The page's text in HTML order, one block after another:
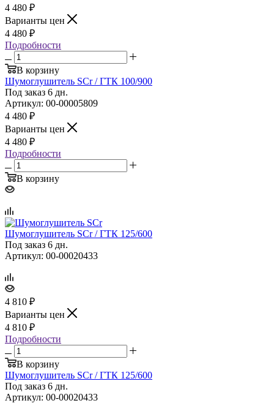
4 480 ₽
Варианты цен
4 480 ₽
Подробности
В корзину
Шумоглушитель SCr / ГТК 100/900
Под заказ 6 дн.
Артикул: 00-00005809
4 480 ₽
Варианты цен
4 480 ₽
Подробности
В корзину
Шумоглушитель SCr / ГТК 125/600
Под заказ 6 дн.
Артикул: 00-00020433
4 810 ₽
Варианты цен
4 810 ₽
Подробности
В корзину
Шумоглушитель SCr / ГТК 125/600
Под заказ 6 дн.
Артикул: 00-00020433